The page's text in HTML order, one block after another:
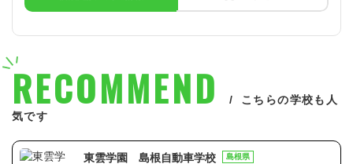
RECOMMEND
こちらの学校も人
気です
島根県
東雲学園 島根自動車学校